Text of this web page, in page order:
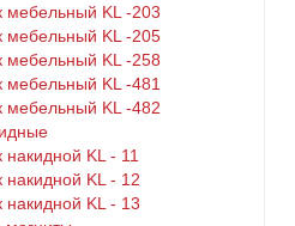
мебельный KL -203
мебельный KL -205
мебельный KL -258
мебельный KL -481
мебельный KL -482
накидной KL - 11
накидной KL - 12
накидной KL - 13